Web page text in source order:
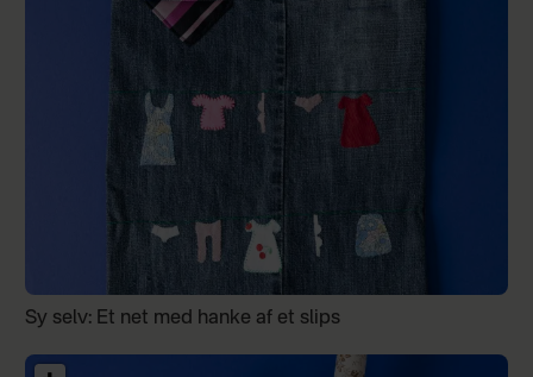
Sy selv: Et net med hanke af et slips